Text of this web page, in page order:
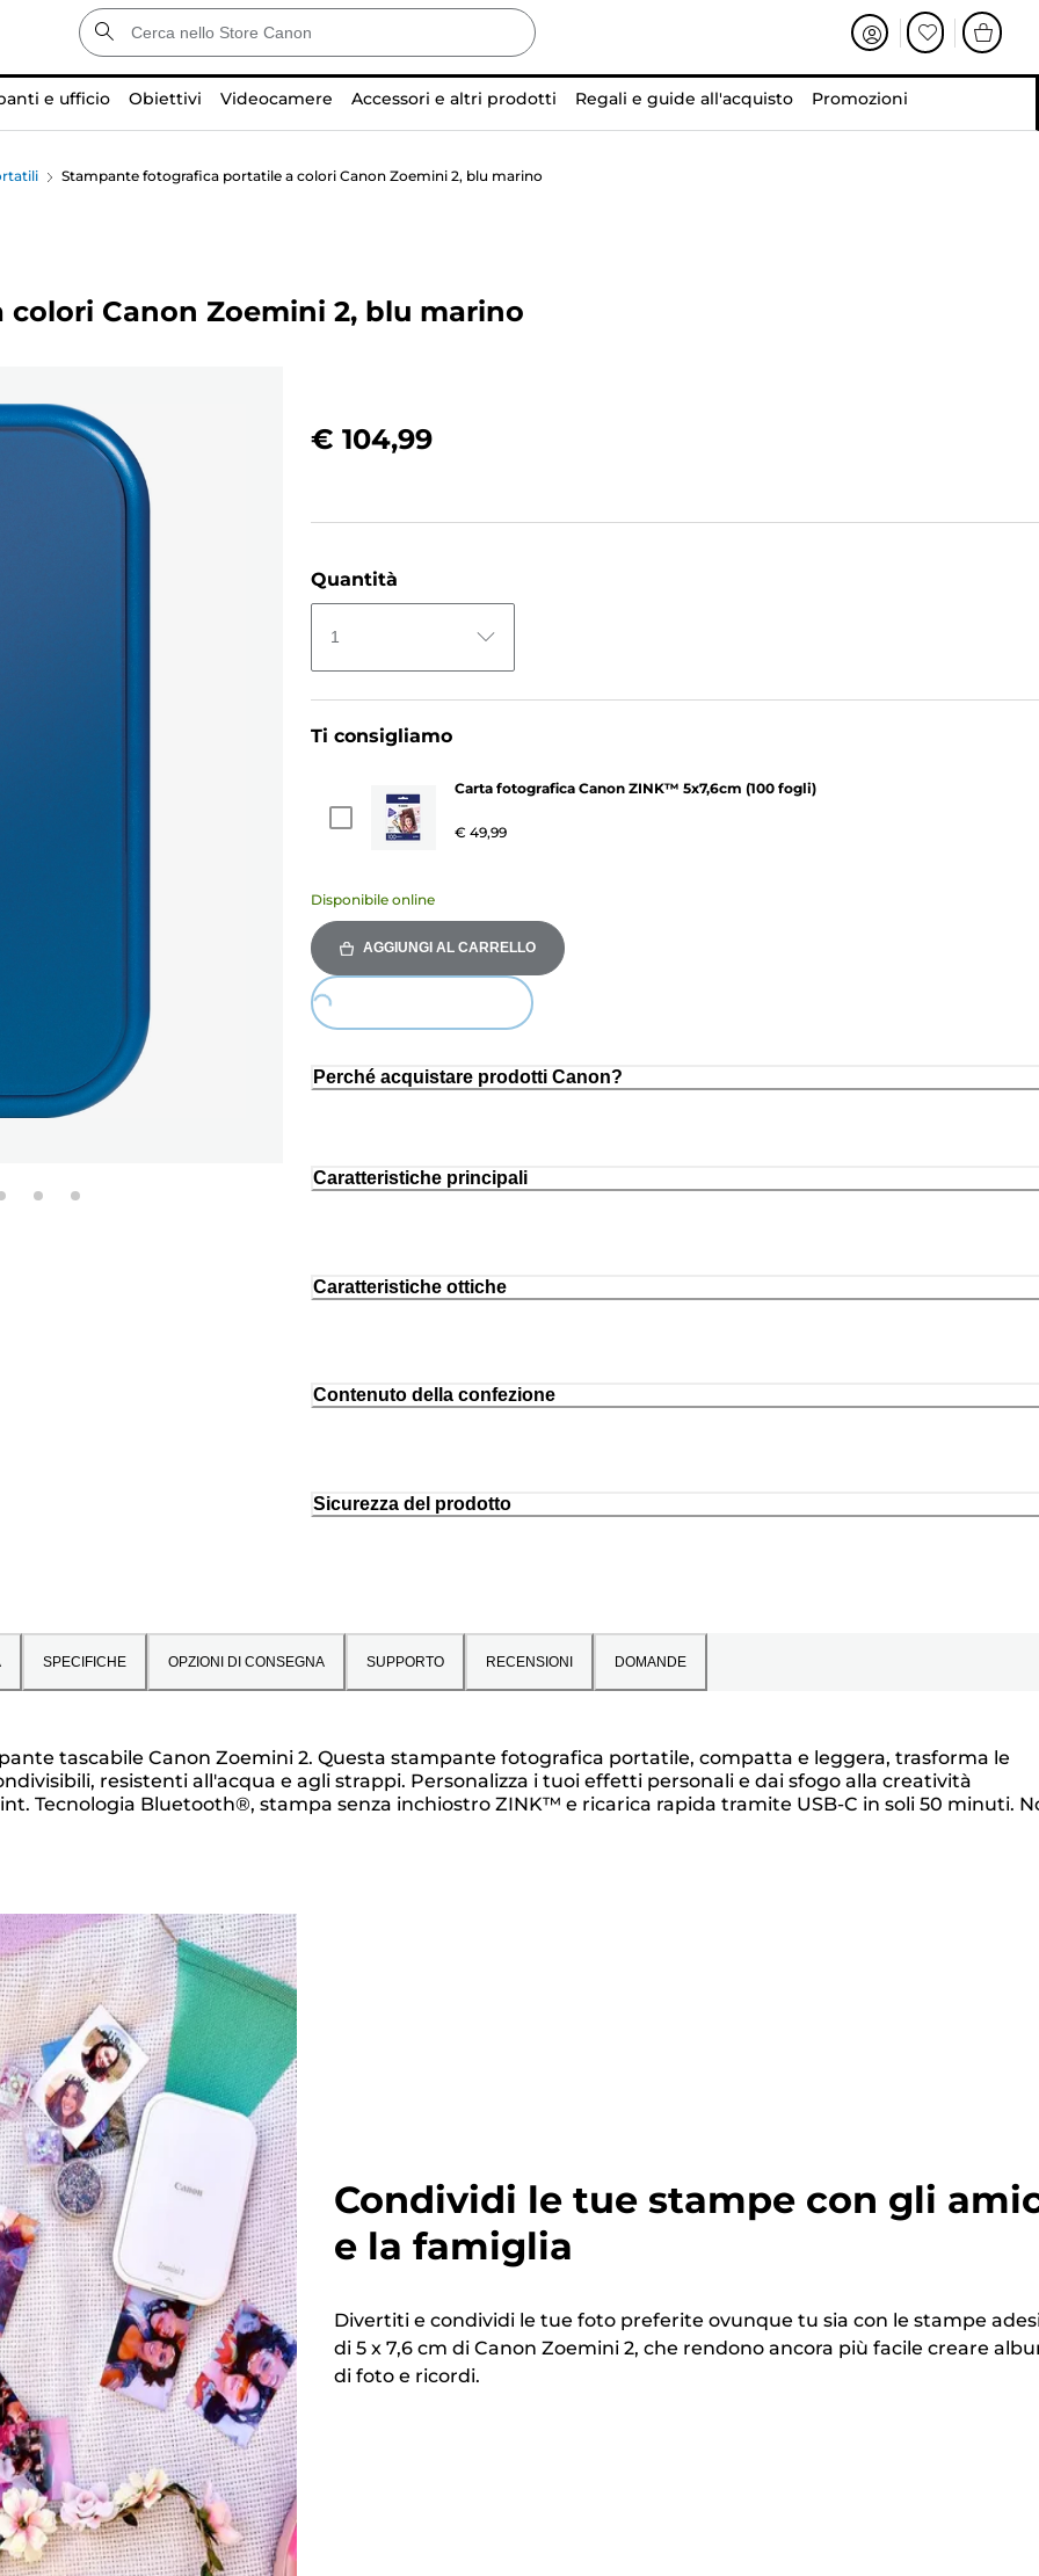
e ufficio Obiettivi Videocamere Accessori e altri prodotti Regali e guide all'acquisto Promozioni
Stampante fotografica portatile a colori Canon Zoemini 2, blu marino
Canon Zoemini 2, blu marino
€ 104,99
Quantità
1
Ti consigliamo
Carta fotografica Canon ZINK™ 5x7,6cm (100 fogli)
€ 49,99
Disponibile online
AGGIUNGI AL CARRELLO
Loading...
Perché acquistare prodotti Canon?
Caratteristiche principali
Caratteristiche ottiche
Contenuto della confezione
Sicurezza del prodotto
SPECIFICHE OPZIONI DI CONSEGNA SUPPORTO RECENSIONI DOMANDE
tascabile Canon Zoemini 2. Questa stampante fotografica portatile, compatta e leggera, trasforma le
resistenti all'acqua e agli strappi. Personalizza i tuoi effetti personali e dai sfogo alla creatività
Tecnologia Bluetooth®, stampa senza inchiostro ZINK™ e ricarica rapida tramite USB-C in soli 50 minuti.
Condividi le tue stampe con gli
e la famiglia
Divertiti e condividi le tue foto preferite ovunque tu sia con le stampe
di 5 x 7,6 cm di Canon Zoemini 2, che rendono ancora più facile creare
di foto e ricordi.